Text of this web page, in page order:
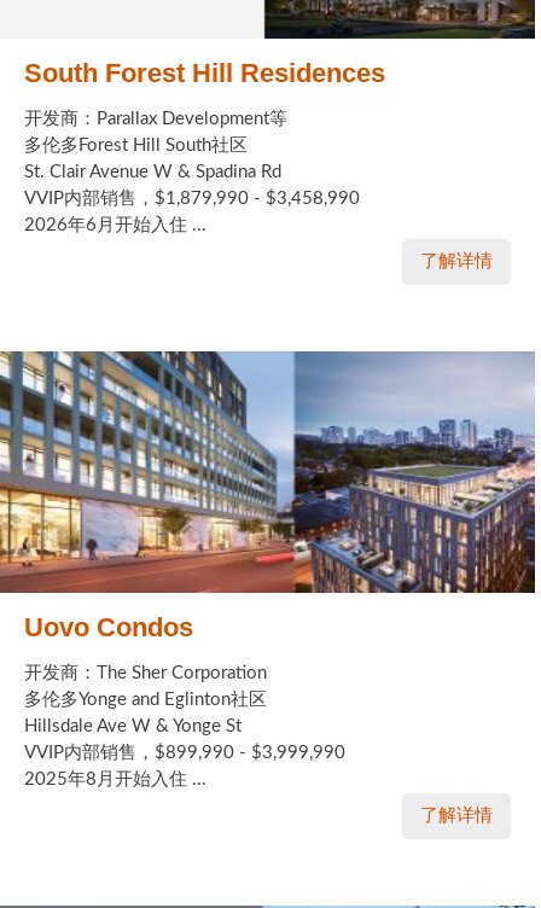
South Forest Hill Residences
开发商：Parallax Development等
多伦多Forest Hill South社区
St. Clair Avenue W & Spadina Rd
VVIP内部销售，$1,879,990 - $3,458,990
2026年6月开始入住 ...
了解详情
Uovo Condos
开发商：The Sher Corporation
多伦多Yonge and Eglinton社区
Hillsdale Ave W & Yonge St
VVIP内部销售，$899,990 - $3,999,990
2025年8月开始入住 ...
了解详情